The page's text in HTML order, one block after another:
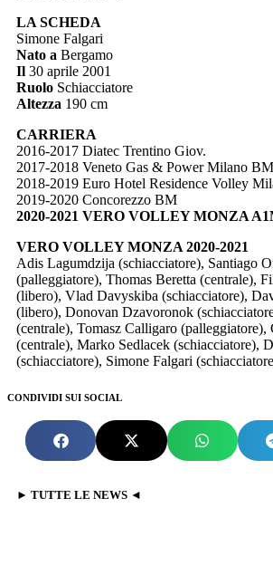
LA SCHEDA
Simone Falgari
Nato a Bergamo
Il 30 aprile 2001
Ruolo Schiacciatore
Altezza 190 cm
CARRIERA
2016-2017 Diatec Trentino Giov.
2017-2018 Veneto Gas & Power Milano BM
2018-2019 Euro Hotel Residence Volley
2019-2020 Concorezzo BM
2020-2021 VERO VOLLEY MONZA
VERO VOLLEY MONZA 2020-2021
Adis Lagumdzija (schiacciatore), Santiago
(palleggiatore), Thomas Beretta (centrale),
(libero), Vlad Davyskiba (schiacciatore),
(libero), Donovan Dzavoronok
(centrale), Tomasz Calligaro (palleggiatore),
(centrale), Marko Sedlacek (schiacciatore),
(schiacciatore), Simone Falgari
CONDIVIDI SUI SOCIAL
► TUTTE LE NEWS ◄